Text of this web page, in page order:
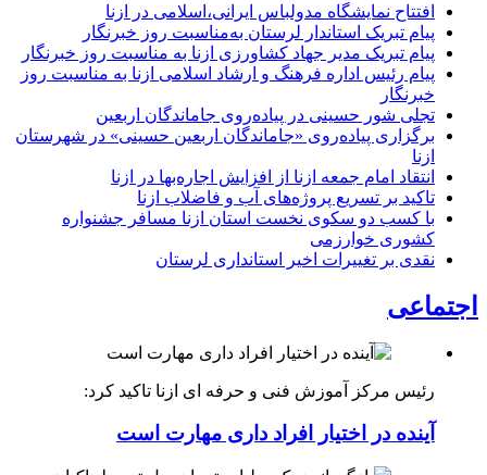
افتتاح نمایشگاه مدولباس ایرانی،اسلامی در ازنا
پیام تبریک استاندار لرستان به‌مناسبت روز خبرنگار
پیام تبریک مدیر جهاد کشاورزی ازنا به مناسبت روز خبرنگار
پیام رئیس اداره فرهنگ و ارشاد اسلامی ازنا به مناسبت روز
خبرنگار
تجلی شور حسینی در پیاده‌روی جاماندگان اربعین
برگزاری پیاده‌روی «جاماندگان اربعین حسینی» در شهرستان
ازنا
انتقاد امام جمعه ازنا از افزایش اجاره‌بها در ازنا
تاکید بر تسریع پروژه‌های آب و فاضلاب ازنا
با کسب دو سکوی نخست استان ازنا مسافر جشنواره
کشوری خوارزمی
نقدی بر تغییرات اخیر استانداری لرستان
اجتماعی
رئیس مرکز آموزش فنی و حرفه ای ازنا تاکید کرد:
آینده در اختیار افراد داری مهارت است